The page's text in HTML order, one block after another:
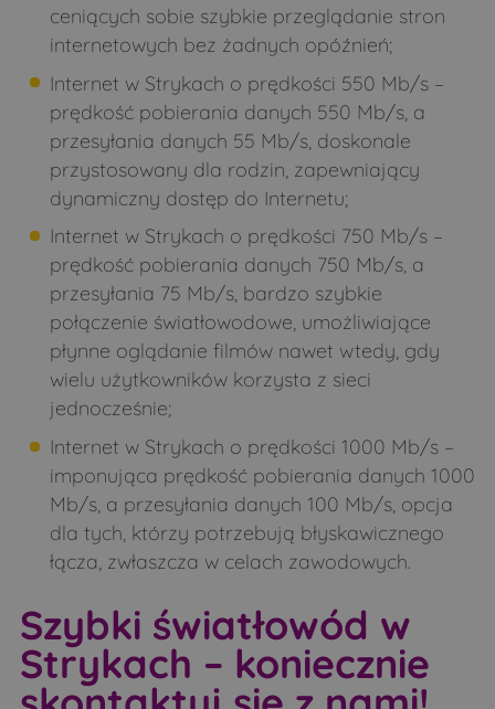
Rogacze
Runice
Runice
Rybałty
Sady
Samułki Duże
Samułki Małe
Sasiny
Siemichocze
Siemiony
Sieniewice
Śledzianów
Smarklice
Smolugi
Smorczewo
Stare Bagińskie
Stare Moczydły
Strabla
Świdry
Świrydy
Sytki
Szczepany
Szczyty-Dzięciołowo
Szczyty-Nowodwory
Szpaki
Teremiski
Tokary
Topczewo
Trzeszczkowo
Twarogi-Mazury
Twarogi-Trąbnica
Twarogi-Wypychy
Warpechy Stare
ceniących sobie szybkie przeglądanie stron
internetowych bez żadnych opóźnień;
Internet w Strykach o prędkości 550 Mb/s –
prędkość pobierania danych 550 Mb/s, a
przesyłania danych 55 Mb/s, doskonale
przystosowany dla rodzin, zapewniający
dynamiczny dostęp do Internetu;
Internet w Strykach o prędkości 750 Mb/s –
prędkość pobierania danych 750 Mb/s, a
przesyłania 75 Mb/s, bardzo szybkie
połączenie światłowodowe, umożliwiające
płynne oglądanie filmów nawet wtedy, gdy
wielu użytkowników korzysta z sieci
jednocześnie;
Internet w Strykach o prędkości 1000 Mb/s –
imponująca prędkość pobierania danych 1000
Mb/s, a przesyłania danych 100 Mb/s, opcja
dla tych, którzy potrzebują błyskawicznego
łącza, zwłaszcza w celach zawodowych.
Szybki światłowód w
Strykach – koniecznie